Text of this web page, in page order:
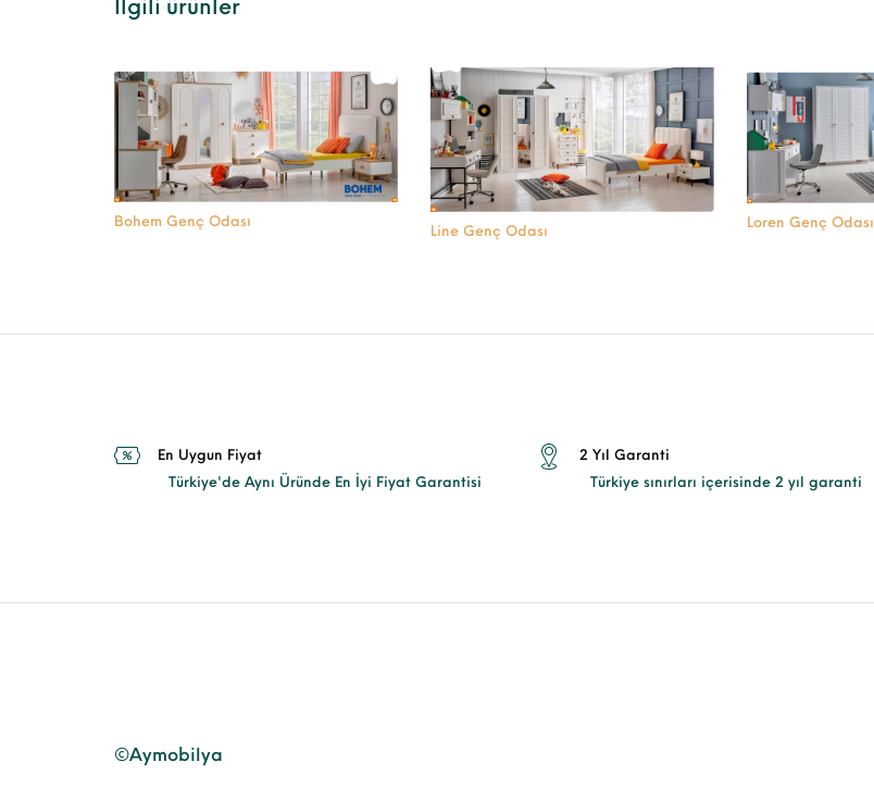
İlgili ürünler
Bohem Genç Odası
Line Genç Odası
Loren Genç Odası
En Uygun Fiyat
Türkiye'de Aynı Üründe En İyi Fiyat Garantisi
2 Yıl Garanti
Türkiye sınırları içerisinde 2 yıl garanti
©Aymobilya